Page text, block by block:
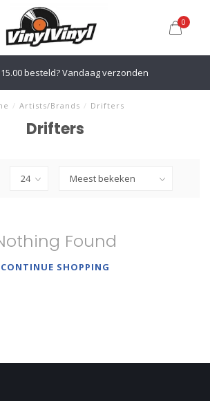
0
besteld? Vandaag verzonden
/ Artists/Brands / Drifters
Drifters
Found
CONTINUE SHOPPING